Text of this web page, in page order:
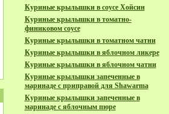
Куриные крылышки в соусе Хойсин
Куриные крылышки в томатно-
финиковом соусе
Куриные крылышки в томатном чатни
Куриные крылышки в яблочном ликере
Куриные крылышки в яблочном чатни
Куриные крылышки запеченные в
маринаде с приправой для Shawarma
Куриные крылышки запеченные в
маринаде с яблочным пюре